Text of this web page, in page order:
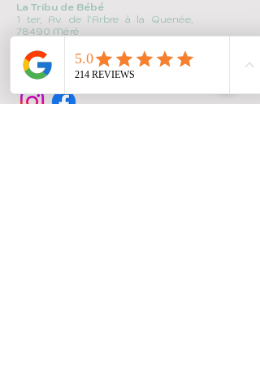
La Tribu de Bébé
1 ter, Av. de l'Arbre à la Quenée,
78490 Méré
hello@latribudebebe.com
+33 1 30 59 54 67